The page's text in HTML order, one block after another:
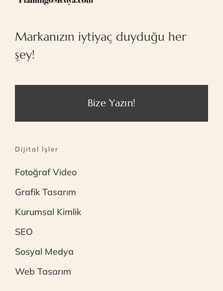
Markanızın iytiyaç duyduğu her
şey!
Bize Yazın!
Dijital İşler
Fotoğraf Video
Grafik Tasarım
Kurumsal Kimlik
SEO
Sosyal Medya
Web Tasarım